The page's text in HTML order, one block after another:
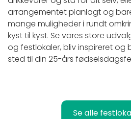
arrangementet planlagt og
mange muligheder i rundt
kyst til kyst. Se vores store
og festlokaler, bliv inspireret og
sted til din 25-års
Se alle